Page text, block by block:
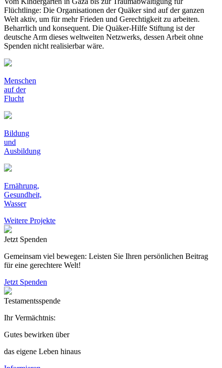
Flüchtlinge: Die Organisationen der Quäker sind auf der ganzen
Welt aktiv, um für mehr Frieden und Gerechtigkeit zu arbeiten.
Beharrlich und konsequent. Die Quäker-Hilfe Stiftung ist der
deutsche Arm dieses weltweiten Netzwerks, dessen Arbeit ohne
Spenden nicht realisierbar wäre.
Menschen
auf der
Flucht
Bildung
und
Ausbildung
Ernährung,
Gesundheit,
Wasser
Weitere Projekte
Jetzt Spenden
Gemeinsam viel bewegen: Leisten Sie Ihren persönlichen Beitrag
für eine gerechtere Welt!
Jetzt Spenden
Testamentsspende
Ihr Vermächtnis:
Gutes bewirken über
das eigene Leben hinaus